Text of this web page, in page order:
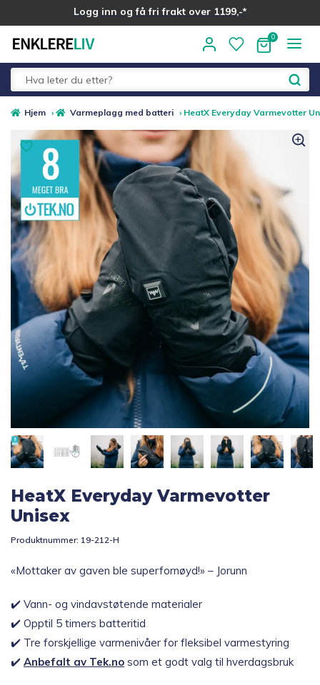
Logg inn og få fri frakt over 1199,-*
Alle kategorier
Fold
Medlemstilbud
Nyheter
Sommer ☀️
Best i test
Merker
Topp 10
Fold
ut
Gavetips
Fold
ut
Hjem › Varmeplagg med batteri › HeatX Everyday Varmevotter
HeatX Everyday Varmevotter
Unisex
Produktnummer: 19-212-H
«Mottaker av gaven ble superfornøyd!» – Jorunn
✔️ Vann- og vindavstøtende materialer
✔️ Opptil 5 timers batteritid
✔️ Tre forskjellige varmenivåer for fleksibel varmestyring
✔️ Anbefalt av Tek.no som et godt valg til hverdagsbruk